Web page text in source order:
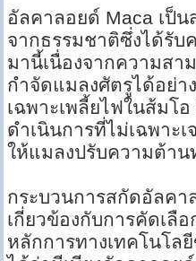
อัลคาลอยด์ Maca เป็
จากธรรมชาติซึ่งได้รับ
มานี้เนื่องจากความสา
กำจัดแมลงศัตรูได้อย่า
เฉพาะเพลี้ยไฟในส้มโ
ดำเนินการที่ไม่เฉพาะเ
ให้แมลงปรับความต้า
กระบวนการสกัดอัลคา
เกี่ยวข้องกับการคัดเลื
หลักการทางเทคโนโล